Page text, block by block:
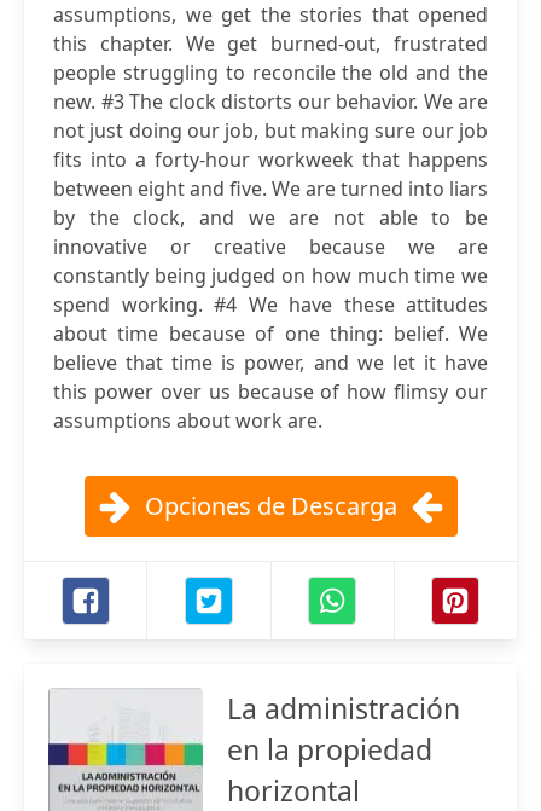
assumptions, we get the stories that opened
this chapter. We get burned-out, frustrated
people struggling to reconcile the old and the
new. #3 The clock distorts our behavior. We are
not just doing our job, but making sure our job
fits into a forty-hour workweek that happens
between eight and five. We are turned into liars
by the clock, and we are not able to be
innovative or creative because we are
constantly being judged on how much time we
spend working. #4 We have these attitudes
about time because of one thing: belief. We
believe that time is power, and we let it have
this power over us because of how flimsy our
assumptions about work are.
Opciones de Descarga
La administración
en la propiedad
horizontal